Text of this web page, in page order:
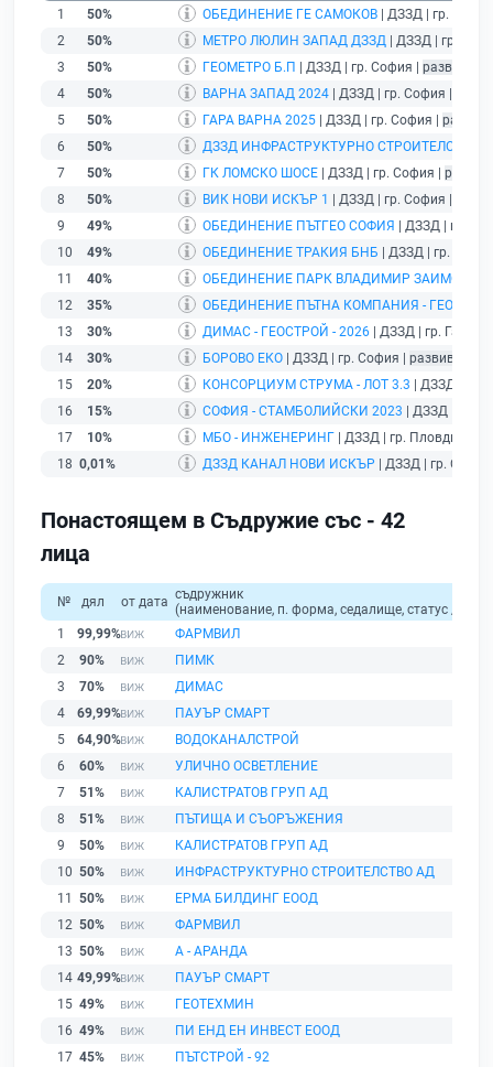
1
50% ОБЕДИНЕНИЕ ГЕ САМОКОВ | ДЗЗД | гр.
2
50% МЕТРО ЛЮЛИН ЗАПАД ДЗЗД | ДЗЗД | гр.
3
50% ГЕОМЕТРО Б.П | ДЗЗД | гр. София | развиващ
4
50% ВАРНА ЗАПАД 2024 | ДЗЗД | гр. София |
5
50% ГАРА ВАРНА 2025 | ДЗЗД | гр. София |
6
50%
ДЗЗД ИНФРАСТРУКТУРНО СТРОИТЕЛСТВО -
7
50% ГК ЛОМСКО ШОСЕ | ДЗЗД | гр. София |
8
50% ВИК НОВИ ИСКЪР 1 | ДЗЗД | гр. София |
9
49% ОБЕДИНЕНИЕ ПЪТГЕО СОФИЯ
| ДЗЗД | гр.
10
49% ОБЕДИНЕНИЕ ТРАКИЯ БНБ | ДЗЗД | гр.
11
40% ОБЕДИНЕНИЕ ПАРК ВЛАДИМИР ЗАИМОВ
12
35%
ОБЕДИНЕНИЕ ПЪТНА КОМПАНИЯ -
13
30% ДИМАС - ГЕОСТРОЙ - 2026 | ДЗЗД | гр.
14
30% БОРОВО ЕКО | ДЗЗД | гр. София | развиващ
15
20% КОНСОРЦИУМ СТРУМА - ЛОТ 3.3 | ДЗЗД | гр.
16
15% СОФИЯ - СТАМБОЛИЙСКИ 2023 | ДЗЗД | гр.
17
10% МБО - ИНЖЕНЕРИНГ | ДЗЗД | гр. Пловдив |
18 0,01% ДЗЗД КАНАЛ НОВИ ИСКЪР | ДЗЗД | гр.
Понастоящем в Съдружие със - 42
лица
№ дял от дата съдружник
(наименование, п. форма, седалище, статус /
1
99,99%
ФАРМВИЛ
2
90%
ПИМК
3
70%
ДИМАС
4
69,99%
ПАУЪР СМАРТ
5
64,90%
ВОДОКАНАЛСТРОЙ
6
60%
УЛИЧНО ОСВЕТЛЕНИЕ
7
51%
КАЛИСТРАТОВ ГРУП АД
8
51%
ПЪТИЩА И СЪОРЪЖЕНИЯ
9
50%
КАЛИСТРАТОВ ГРУП АД
10 50%
ИНФРАСТРУКТУРНО СТРОИТЕЛСТВО АД
11
50%
ЕРМА БИЛДИНГ ЕООД
12 50%
ФАРМВИЛ
13 50%
А - АРАНДА
14 49,99%
ПАУЪР СМАРТ
15 49%
ГЕОТЕХМИН
16 49%
ПИ ЕНД ЕН ИНВЕСТ ЕООД
17 45%
ПЪТСТРОЙ - 92